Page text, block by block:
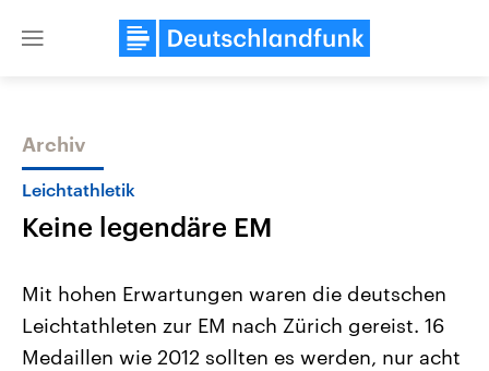
Close
Themen
Archiv
Leichtathletik
Keine legendäre EM
Mit hohen Erwartungen waren die deutschen
Leichtathleten zur EM nach Zürich gereist. 16
Medaillen wie 2012 sollten es werden, nur acht